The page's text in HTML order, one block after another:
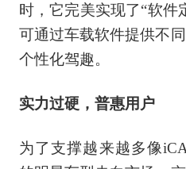
时，它完美实现了“软件
可通过车载软件提供不
个性化驾趣。
实力过硬，普惠用户
为了支撑越来越多像